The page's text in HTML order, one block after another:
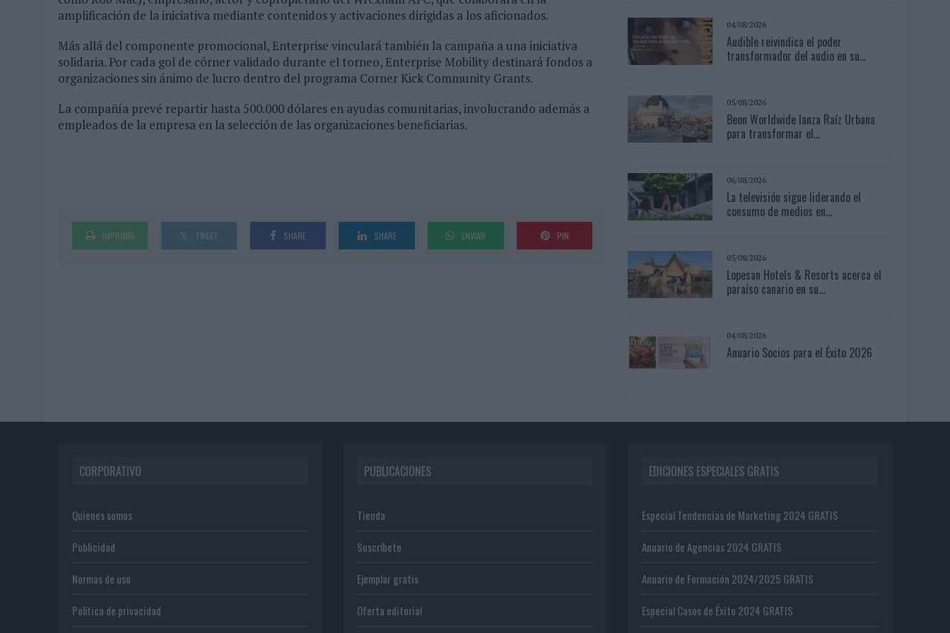
amplificación de la iniciativa mediante contenidos y activaciones dirigidas a los aficionados.
Más allá del componente promocional, Enterprise vinculará también la campaña a una iniciativa
solidaria. Por cada gol de córner validado durante el torneo, Enterprise Mobility destinará fondos a
organizaciones sin ánimo de lucro dentro del programa Corner Kick Community Grants.
La compañía prevé repartir hasta 500.000 dólares en ayudas comunitarias, involucrando además a
empleados de la empresa en la selección de las organizaciones beneficiarias.
IMPRIMIR TWEET SHARE SHARE ENVIAR PIN
04/08/2026
Audible reivindica el poder
transformador del audio en su...
05/08/2026
Beon Worldwide lanza Raíz Urbana
para transformar el...
06/08/2026
La televisión sigue liderando el
consumo de medios en...
05/08/2026
Lopesan Hotels & Resorts acerca el
paraíso canario en su...
04/08/2026
Anuario Socios para el Éxito 2026
CORPORATIVO
Quienes somos
Publicidad
Normas de uso
Política de privacidad
PUBLICACIONES
Tienda
Suscríbete
Ejemplar gratis
Oferta editorial
EDICIONES ESPECIALES GRATIS
Especial Tendencias de Marketing 2024 GRATIS
Anuario de Agencias 2024 GRATIS
Anuario de Formación 2024/2025 GRATIS
Especial Casos de Éxito 2024 GRATIS